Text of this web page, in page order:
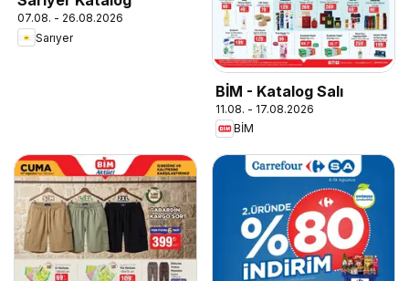
07.08. - 26.08.2026
Sarıyer
BİM - Katalog Salı
11.08. - 17.08.2026
BİM